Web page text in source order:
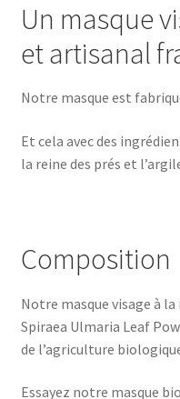
Un masque
et artisanal
Notre masque est
Et cela avec des
la reine des prés et
Composition
Notre masque visage à
Spiraea Ulmaria Leaf
de l’agriculture
Essayez notre masque